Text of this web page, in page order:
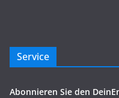
Service
Abonnieren Sie den